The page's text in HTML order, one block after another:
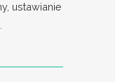
ustawianie